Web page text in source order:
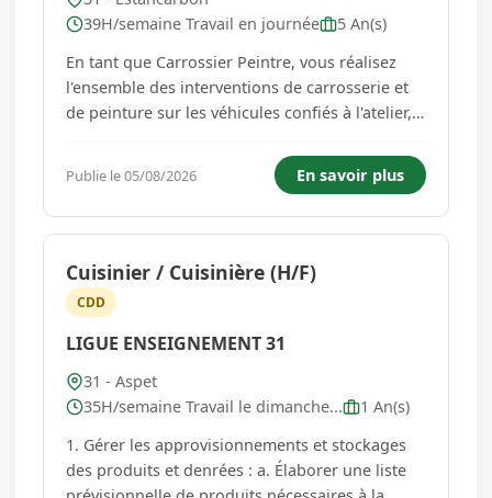
39H/semaine Travail en journée
5 An(s)
En tant que Carrossier Peintre, vous réalisez
l'ensemble des interventions de carrosserie et
de peinture sur les véhicules confiés à l'atelier,
des exigences qualité et des délais définis. Vos
missions au quotidien * Travaux de carrosserie
* D...
Publie le 05/08/2026 En savoir plus
Cuisinier / Cuisinière (H/F)
CDD
LIGUE ENSEIGNEMENT 31
31 - Aspet
35H/semaine Travail le dimanche...
1 An(s)
1. Gérer les approvisionnements et stockages
des produits et denrées : a. Élaborer une liste